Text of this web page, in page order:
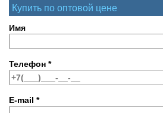
Купить по оптовой цене
Имя
Телефон *
E-mail *